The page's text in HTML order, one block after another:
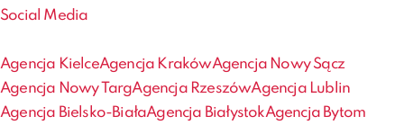
Social Media
Agencja KielceAgencja KrakówAgencja Nowy Sącz
Agencja Nowy TargAgencja RzeszówAgencja Lublin
Agencja Bielsko-BiałaAgencja BiałystokAgencja Bytom